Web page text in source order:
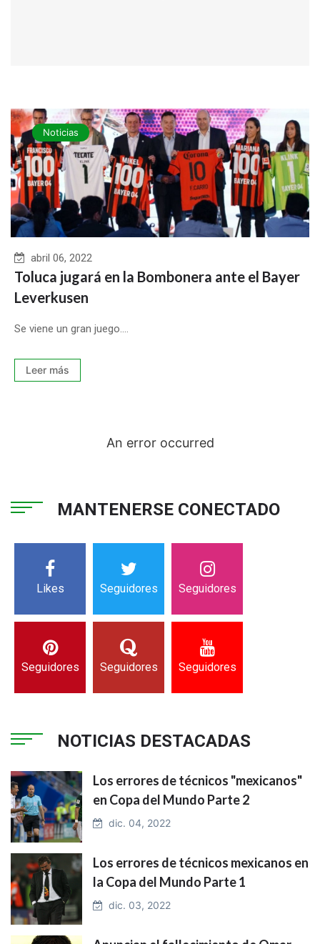
Noticias
abril 06, 2022
Toluca jugará en la Bombonera ante el Bayer
Leverkusen
Se viene un gran juego....
Leer más
An error occurred
MANTENERSE CONECTADO
Likes Seguidores Seguidores
Seguidores Seguidores Seguidores
NOTICIAS DESTACADAS
Los errores de técnicos "mexicanos"
en Copa del Mundo Parte 2
dic. 04, 2022
Los errores de técnicos mexicanos en
la Copa del Mundo Parte 1
dic. 03, 2022